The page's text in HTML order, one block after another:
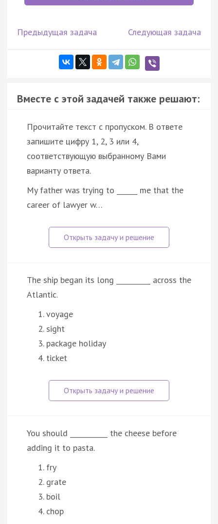
Предыдущая задача Следующая задача
Вместе с этой задачей также решают:
Прочитайте текст с пропуском. В ответе
запишите цифру 1, 2, 3 или 4,
соответствующую выбранному Вами
варианту ответа.
My father was trying to ______ me that the
career of lawyer w…
The ship began its long __________ across the
Atlantic.
voyage
sight
package holiday
ticket
You should ___________ the cheese before
adding it to pasta.
fry
grate
boil
chop